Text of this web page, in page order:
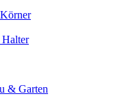
& Garten